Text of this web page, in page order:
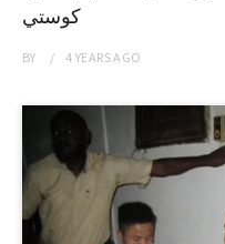
كوستي
BY 4 YEARSAGO